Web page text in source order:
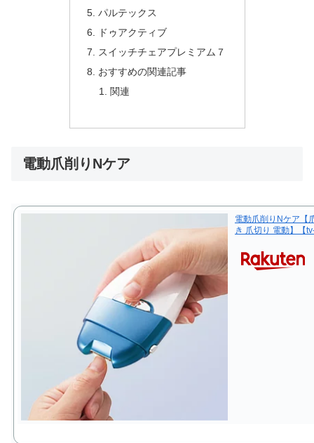
パルテックス
ドゥアクティブ
スイッチチェアプレミアム７
おすすめの関連記事
関連
電動爪削りNケア
電動爪削りNケア【
き 爪切り 電動】【